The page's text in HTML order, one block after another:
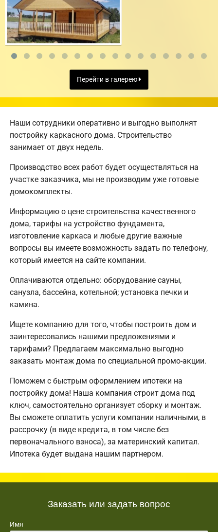
Перейти в галерею
Наши сотрудники оперативно и выгодно выполнят
постройку каркасного дома. Строительство
занимает от двух недель.
Производство всех работ будет осуществляться на
участке заказчика, мы не производим уже готовые
домокомплекты.
Информацию о цене строительства качественного
дома, тарифы на устройство фундамента,
изготовление каркаса и любые другие важные
вопросы вы имеете возможность задать по телефону,
который имеется на сайте компании.
Оплачиваются отдельно: оборудование сауны,
санузла, бассейна, котельной; установка печки и
камина.
Ищете компанию для того, чтобы построить дом и
заинтересовались нашими предложениями и
тарифами? Предлагаем максимально выгодно
заказать монтаж дома по специальной промо-акции.
Поможем с быстрым оформлением ипотеки на
постройку дома! Наша компания строит дома под
ключ, самостоятельно организует сборку и монтаж.
Вы сможете оплатить услуги компании наличными, в
рассрочку (в виде кредита, в том числе без
первоначального взноса), за материнский капитал.
Ипотека будет выдана нашим партнером.
Заказать или задать вопрос
Имя